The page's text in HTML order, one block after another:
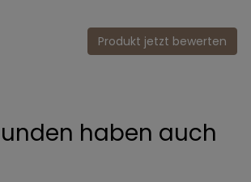
Produkt jetzt bewerten
haben auch